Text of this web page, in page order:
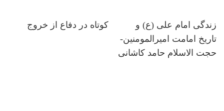
زندگی امام علی (ع) و
تاریخ امامت امیرالمومنین-
حجت الاسلام حامد کاشانی
کوتاه در دفاع از خروج